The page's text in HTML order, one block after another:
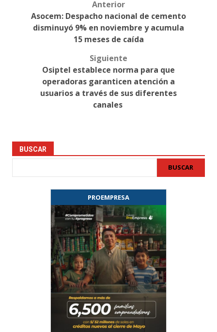
navigation
Anterior
Asocem: Despacho nacional de cemento
disminuyó 9% en noviembre y acumula
15 meses de caída
Siguiente
Osiptel establece norma para que
operadoras garanticen atención a
usuarios a través de sus diferentes
canales
BUSCAR
BUSCAR
PROEMPRESA